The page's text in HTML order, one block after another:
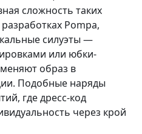
сложность таких
Pompa,
силуэты —
или юбки-
образ в
Подобные наряды
где дресс-код
через крой